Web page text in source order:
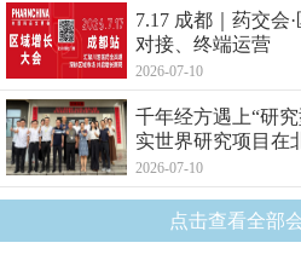
7.17 成都｜药交会
对接、终端运营
2026-07-10
千年经方遇上“研
实世界研究项目在
2026-07-10
点击查看全部